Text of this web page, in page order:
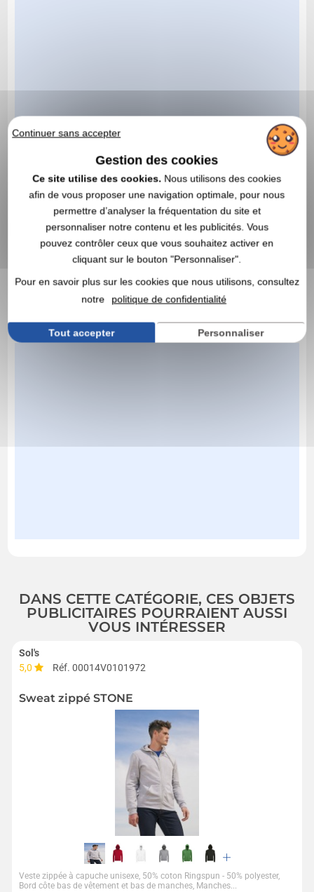
DANS CETTE CATÉGORIE, CES OBJETS
PUBLICITAIRES POURRAIENT AUSSI
VOUS INTÉRESSER
Sol's
5,0
Réf. 00014V0101972
Sweat zippé STONE
Veste zippée à capuche unisexe, 50% coton Ringspun - 50% polyester,
Bord côte bas de vêtement et bas de manches, Manches...
Continuer sans accepter
Gestion des cookies
Ce site utilise des cookies. Nous utilisons des cookies
afin de vous proposer une navigation optimale, pour nous
permettre d’analyser la fréquentation du site et
personnaliser notre contenu et les publicités. Vous
pouvez contrôler ceux que vous souhaitez activer en
cliquant sur le bouton "Personnaliser".
Pour en savoir plus sur les cookies que nous utilisons, consultez
notre
politique de confidentialité
Tout accepter Personnaliser